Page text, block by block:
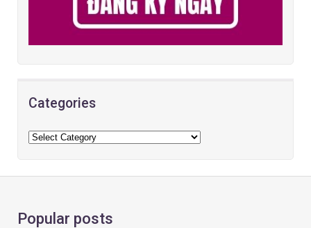
Categories
Popular posts